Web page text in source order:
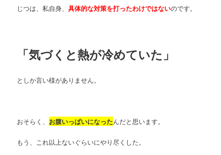
じつは、私自身、具体的な対策を打ったわけではないのです。
「気づくと熱が冷めていた」
としか言い様がありません。
おそらく、 お腹いっぱいになったんだと思います。
もう、これ以上ないぐらいにやり尽くした。